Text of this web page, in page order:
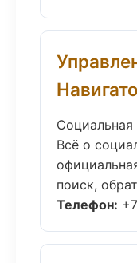
Всё о
поиск,
Телефон: